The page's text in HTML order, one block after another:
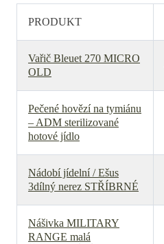
PRODUKT
Vařič Bleuet 270 MICRO
OLD
Pečené hovězí na tymiánu
– ADM sterilizované
hotové jídlo
Nádobí jídelní / Ešus
3dílný nerez STŘÍBRNÉ
Nášivka MILITARY
RANGE malá